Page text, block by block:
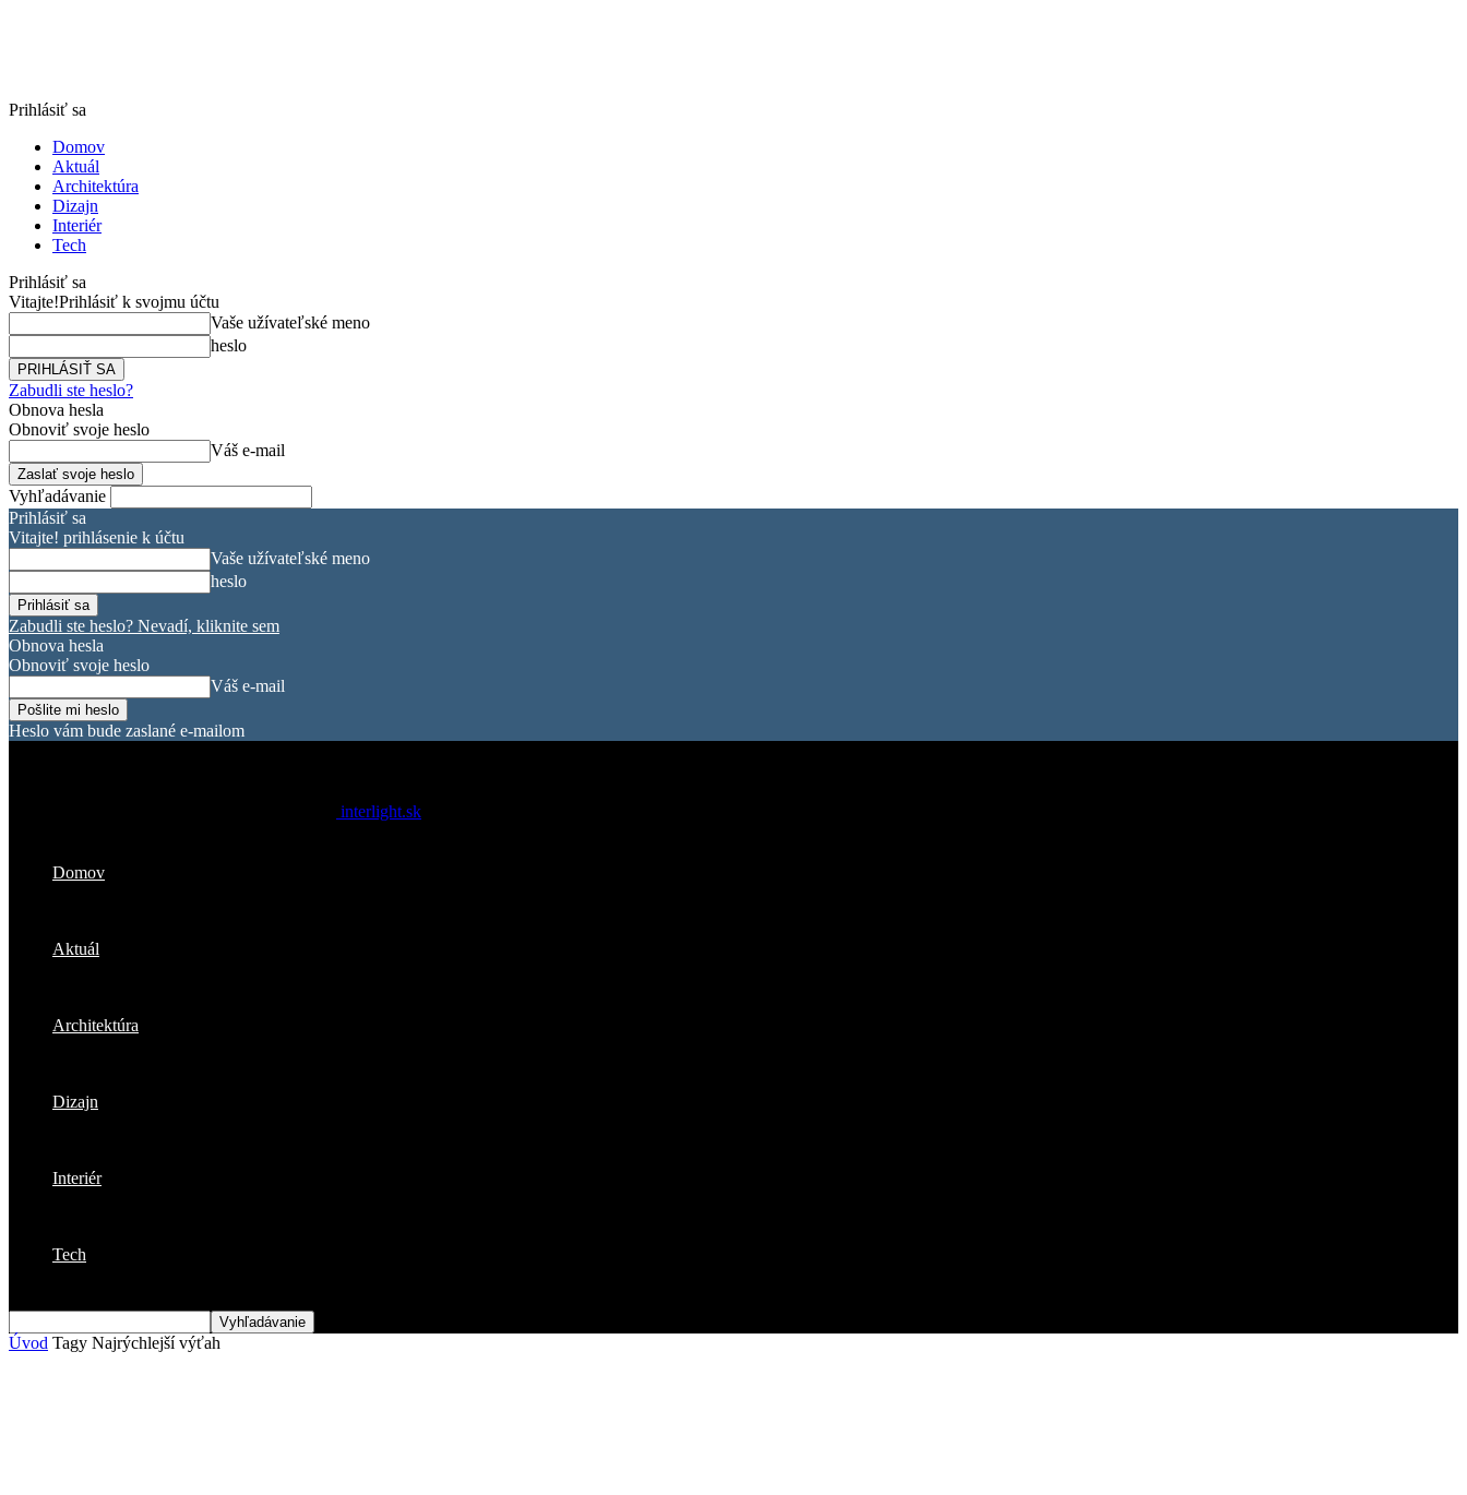
Prihlásiť sa
Domov
Aktuál
Architektúra
Dizajn
Interiér
Tech
Prihlásiť sa
Vitajte!Prihlásiť k svojmu účtu
Vaše užívateľské meno
heslo
Zabudli ste heslo?
Obnova hesla
Obnoviť svoje heslo
Váš e-mail
Vyhľadávanie
Prihlásiť sa
Vitajte! prihlásenie k účtu
Vaše užívateľské meno
heslo
Zabudli ste heslo? Nevadí, kliknite sem
Obnova hesla
Obnoviť svoje heslo
Váš e-mail
Heslo vám bude zaslané e-mailom
interlight.sk
Domov
Aktuál
Architektúra
Dizajn
Interiér
Tech
Úvod Tagy Najrýchlejší výťah